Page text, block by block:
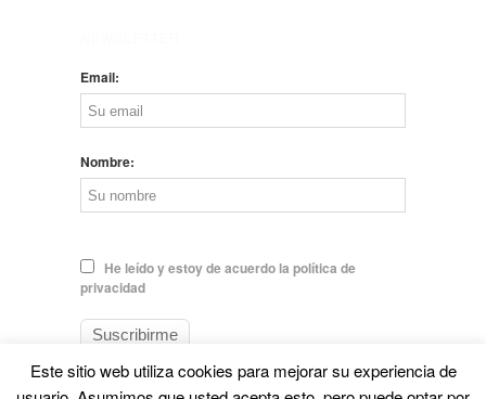
Email:
Nombre:
He leído y estoy de acuerdo la política de
privacidad
Este sitio web utiliza cookies para mejorar su experiencia de